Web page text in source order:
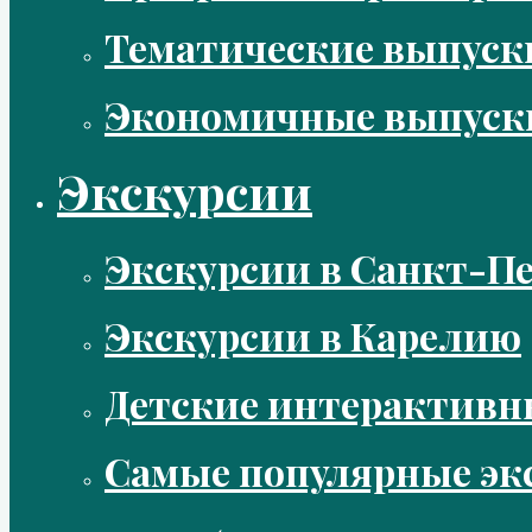
Тематические
Экономичные
Экскурсии
Экскурсии в Санкт-
Экскурсии в Карелию
Детские
Самые популярные